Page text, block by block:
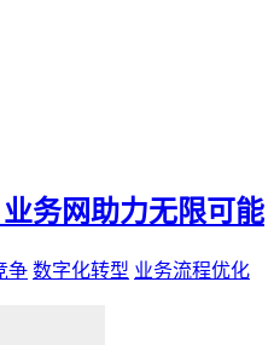
务网助力无限可能
争 数字化转型 业务流程优化